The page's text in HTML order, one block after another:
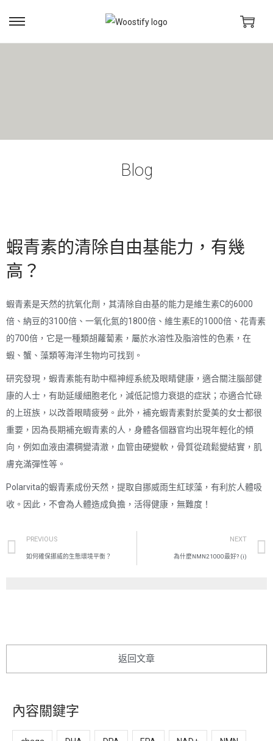
Blog
返回文章
內容關鍵字
蝦青素的清除自由基能力，有幾
高？
蝦青素是天然的抗氧化劑，其清除自由基的能力是維生素C的6000
倍、納豆的3100倍、一氧化氮的1800倍、維生素E的1000倍、花青素
的700倍，它是一種類胡蘿蔔素，屬於水溶性及脂溶性的色素，在
蝦、蟹、藻類等海洋生物均可找到。
研究發現，蝦青素能有助中樞神經系統及眼睛健康，適合關注腦部健
康的人士，有助延緩細胞老化，減低記憶力衰退的症狀；亦適合忙碌
的上班族，以改善眼睛疲勞。此外，補充蝦青素對於愛美的女士都很
重要，因為長期補充蝦青素的人，身體各個器官均出現年輕化的傾
向，例如血液由濃稠變清澈，血管由硬變軟，骨質從疏鬆變結實，肌
膚充滿彈性等。
Polarvita的蝦青素成份天然，提取自挪威雨生紅球藻，有利於人體吸
收。因此，不會為人體造成負擔，活得健康，無難度！
PREVIOUS
如何確保挪威的生態環境平衡？
NEXT
為什麼NMN21000最好? (i)